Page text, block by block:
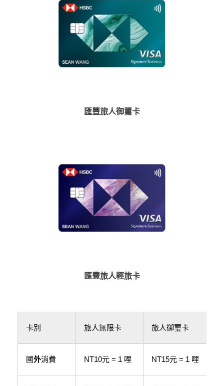
匯豐旅人御璽卡
匯豐旅人輕旅卡
卡別 旅人無限卡 旅人御璽卡
國外消費 NT10元 = 1 哩 NT15元 = 1 哩